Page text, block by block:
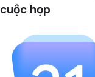
cuộc họp